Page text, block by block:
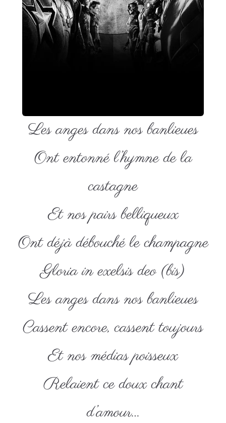
Les anges dans nos banlieues
Ont entonné l’hymne de la
castagne
Et nos pairs belliqueux
Ont déjà débouché le champagne
Gloria in exelsis deo (bis)
Les anges dans nos banlieues
Cassent encore, cassent toujours
Et nos médias poisseux
Relaient ce doux chant
d’amour…